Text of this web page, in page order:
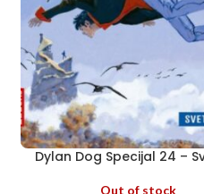
Dylan Dog Specijal 24 –
Out of stock